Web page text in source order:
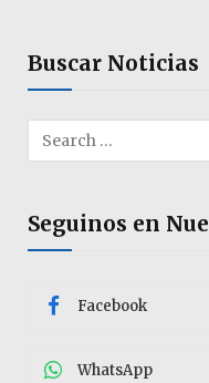
Buscar Noticias
Seguinos en
Facebook
WhatsApp